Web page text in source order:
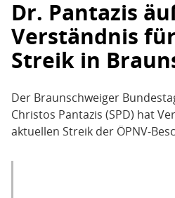
Dr. Pantazis
Verständnis
Streik in
Der Braunschweiger
Christos Pantazis (SPD) hat
aktuellen Streik der ÖPNV-